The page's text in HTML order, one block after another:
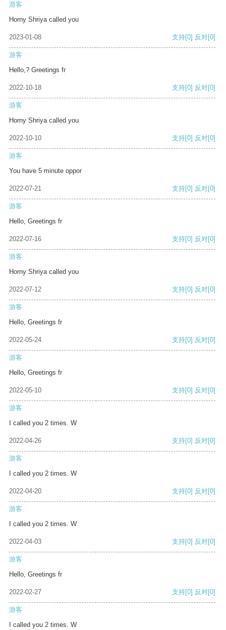
游客
Horny Shriya called you
2023-01-08 支持[0] 反对[0]
游客
Hello,? Greetings fr
2022-10-18 支持[0] 反对[0]
游客
Horny Shriya called you
2022-10-10 支持[0] 反对[0]
游客
You have 5 minute oppor
2022-07-21 支持[0] 反对[0]
游客
Hello, Greetings fr
2022-07-16 支持[0] 反对[0]
游客
Horny Shriya called you
2022-07-12 支持[0] 反对[0]
游客
Hello, Greetings fr
2022-05-24 支持[0] 反对[0]
游客
Hello, Greetings fr
2022-05-10 支持[0] 反对[0]
游客
I called you 2 times. W
2022-04-26 支持[0] 反对[0]
游客
I called you 2 times. W
2022-04-20 支持[0] 反对[0]
游客
I called you 2 times. W
2022-04-03 支持[0] 反对[0]
游客
Hello, Greetings fr
2022-02-27 支持[0] 反对[0]
游客
I called you 2 times. W